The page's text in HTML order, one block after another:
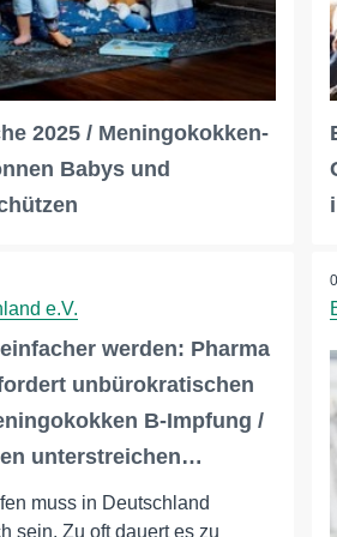
2025 / Meningokokken-
Babys und
e.V.
werden: Pharma
unbürokratischen
B-Impfung /
unterstreichen…
muss in Deutschland
sein. Zu oft dauert es zu